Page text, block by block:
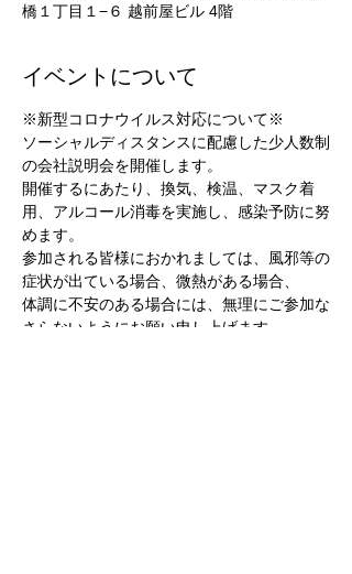
橋１丁目１−６ 越前屋ビル 4階
イベントについて
※新型コロナウイルス対応について※
ソーシャルディスタンスに配慮した少人数制
の会社説明会を開催します。
開催するにあたり、換気、検温、マスク着
用、アルコール消毒を実施し、感染予防に努
めます。
参加される皆様におかれましては、風邪等の
症状が出ている場合、微熱がある場合、
体調に不安のある場合には、無理にご参加な
さらないようにお願い申し上げます。